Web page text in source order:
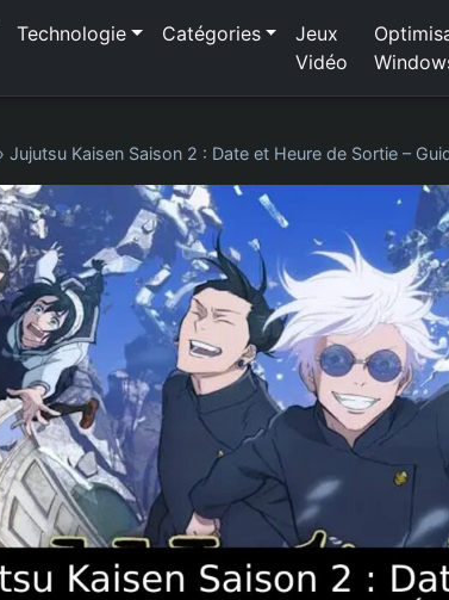
Technologie Catégories
Jeux
Vidéo
Jujutsu Kaisen Saison 2 : Date et Heure de Sortie –